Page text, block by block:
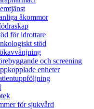
åkommor
för idrottare
stöd
och screening
enheter
för sjukvård